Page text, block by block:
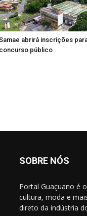
abrirá inscrições
concurso público
SOBRE NÓS
Portal Guaçuano é
cultura, moda e
direto da indústria